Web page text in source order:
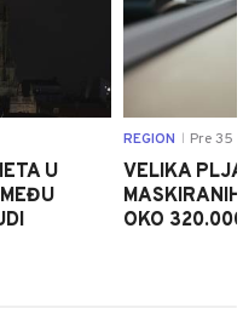
U
REGION Pre 35
VELIKA
OKO